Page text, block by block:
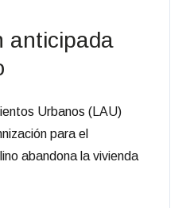
anticipada
Urbanos (LAU)
para el
abandona la vivienda